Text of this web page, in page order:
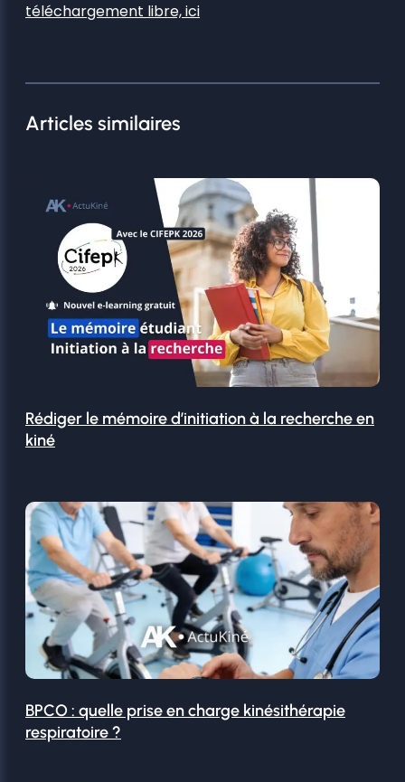
téléchargement libre, ici
Articles similaires
Rédiger le mémoire d’initiation à la recherche en
kiné
BPCO : quelle prise en charge kinésithérapie
respiratoire ?